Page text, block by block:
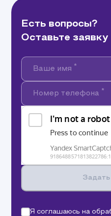
Есть вопросы?
Оставьте заявку
Ваше имя *
Номер телефона *
Задать
Я соглашаюсь на